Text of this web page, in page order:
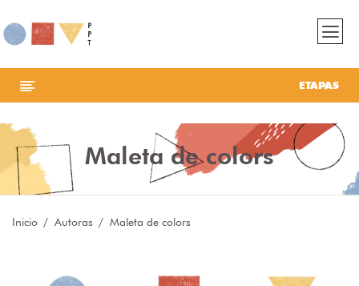
ETAPAS
Maleta de colors
Inicio Autoras Maleta de colors